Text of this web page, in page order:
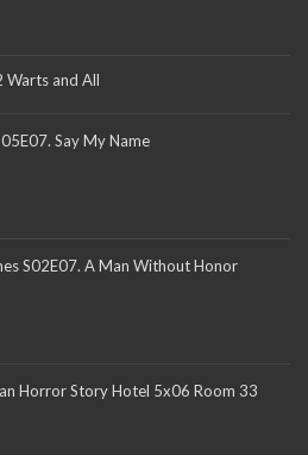
Warts and All
Say My Name
S02E07. A Man Without Honor
Horror Story Hotel 5x06 Room 33